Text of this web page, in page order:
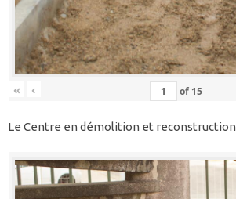
« ‹ of 15
Le Centre en démolition et